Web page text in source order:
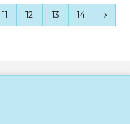
11 12 13 14